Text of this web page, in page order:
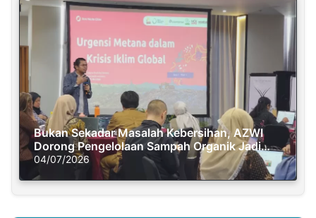
Bukan Sekadar Masalah Kebersihan, AZWI
Dorong Pengelolaan Sampah Organik Jadi
Solusi Krisis Iklim
04/07/2026